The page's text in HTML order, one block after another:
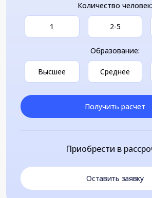
Количество человек:
1 2-5
Образование:
Высшее Среднее
Получить расчет
Приобрести в
Оставить заявку